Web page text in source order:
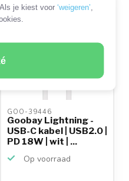
Als je kiest voor‘weigeren’
GOO-39446
Goobay Lightning -
USB-C kabel | USB2.0 |
PD 18W | wit | ...
Op voorraad